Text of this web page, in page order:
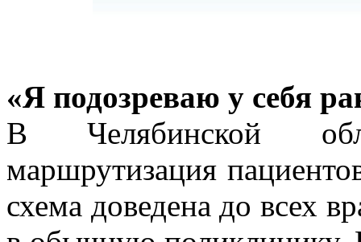
«Я подозреваю у себя
В Челябинской
маршрутизация
схема доведена до всех